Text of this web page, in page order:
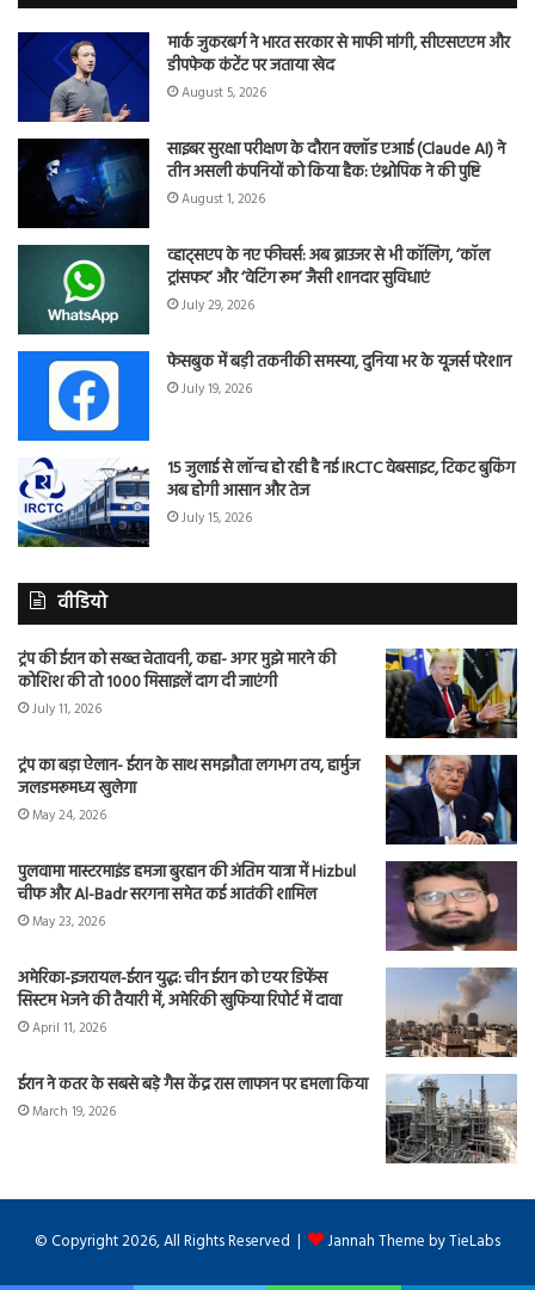
मार्क जुकरबर्ग ने भारत सरकार से माफी मांगी, सीएसएएम और
डीपफेक कंटेंट पर जताया खेद
August 5, 2026
साइबर सुरक्षा परीक्षण के दौरान क्लॉड एआई (Claude AI) ने
तीन असली कंपनियों को किया हैक: एंथ्रोपिक ने की पुष्टि
August 1, 2026
व्हाट्सएप के नए फीचर्स: अब ब्राउजर से भी कॉलिंग, ‘कॉल
ट्रांसफर’ और ‘वेटिंग रूम’ जैसी शानदार सुविधाएं
July 29, 2026
फेसबुक में बड़ी तकनीकी समस्या, दुनिया भर के यूजर्स परेशान
July 19, 2026
15 जुलाई से लॉन्च हो रही है नई IRCTC वेबसाइट, टिकट बुकिंग
अब होगी आसान और तेज
July 15, 2026
वीडियो
ट्रंप की ईरान को सख्त चेतावनी, कहा- अगर मुझे मारने की
कोशिश की तो 1000 मिसाइलें दाग दी जाएंगी
July 11, 2026
ट्रंप का बड़ा ऐलान- ईरान के साथ समझौता लगभग तय, हार्मुज
जलडमरूमध्य खुलेगा
May 24, 2026
पुलवामा मास्टरमाइंड हमजा बुरहान की अंतिम यात्रा में Hizbul
चीफ और Al-Badr सरगना समेत कई आतंकी शामिल
May 23, 2026
अमेरिका-इजरायल-ईरान युद्ध: चीन ईरान को एयर डिफेंस
सिस्टम भेजने की तैयारी में, अमेरिकी खुफिया रिपोर्ट में दावा
April 11, 2026
ईरान ने कतर के सबसे बड़े गैस केंद्र रास लाफान पर हमला किया
March 19, 2026
© Copyright 2026, All Rights Reserved | Jannah Theme by TieLabs